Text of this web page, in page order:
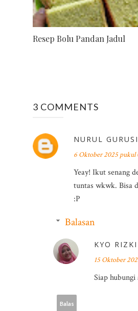
Resep Bolu Pandan Jadul
3 COMMENTS
NURUL
6 Oktober 2025 pukul
Yeay! Ikut senang
tuntas wkwk. Bisa
:P
Balasan
KYO
15 Oktober
Siap
Balas